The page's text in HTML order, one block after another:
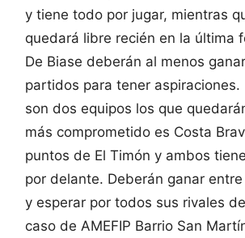
y tiene todo por jugar, mientras
quedará libre recién en la última
De Biase deberán al menos
partidos para tener aspiraciones.
son dos equipos los que
más comprometido es Costa
puntos de El Timón y ambos
por delante. Deberán ganar
y esperar por todos sus rivales
caso de AMEFIP Barrio San